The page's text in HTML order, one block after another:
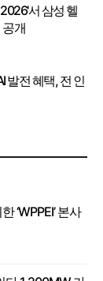
서 삼성 헬
공개
발전 혜택, 전 인
‘WPPEI’ 본사